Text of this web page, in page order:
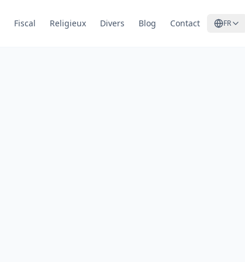
Fiscal Religieux Divers Blog Contact FR